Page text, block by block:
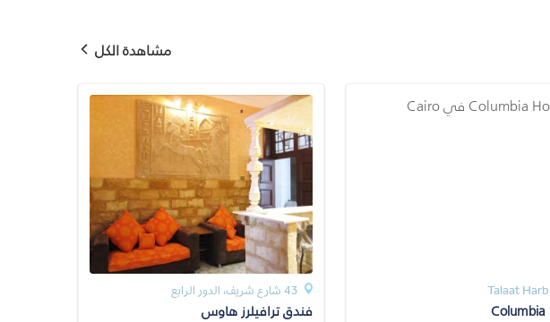
مشاهدة الكل
Columbia
43 شارع شريف، الدور الرابع
فندق ترافيلرز هاوس